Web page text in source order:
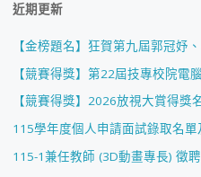
近期更新
【金榜題名】狂賀第九屆郭冠妤
【競賽得獎】第22屆技專校院電
【競賽得獎】2026放視大賞得獎
115學年度個人申請面試錄取名
115-1兼任教師 (3D動畫專長) 徵